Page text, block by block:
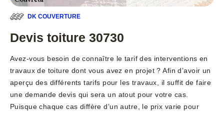
DK COUVERTURE
Devis toiture 30730
Avez-vous besoin de connaître le tarif des interventions en
travaux de toiture dont vous avez en projet ? Afin d’avoir un
aperçu des différents tarifs pour les travaux, il suffit de faire
une demande devis qui sera un atout pour votre cas.
Puisque chaque cas diffère d’un autre, le prix varie pour